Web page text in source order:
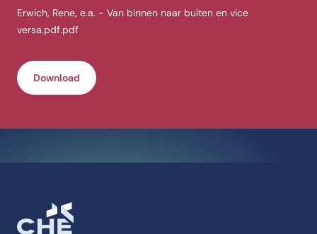
Erwich, Rene, e.a. - Van binnen naar buiten en vice
versa.pdf.pdf
Download